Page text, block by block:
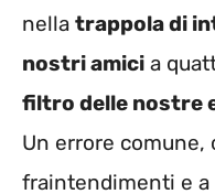
nella trappola di
nostri amici a
filtro delle nostre
Un errore comune,
fraintendimenti e a